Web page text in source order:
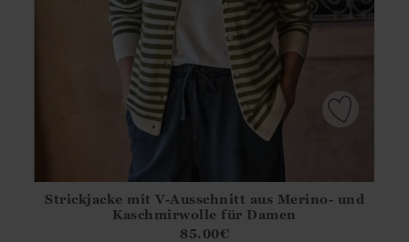
?? ""
Strickjacke mit V-Ausschnitt aus Merino- und
Kaschmirwolle für Damen
85.00€